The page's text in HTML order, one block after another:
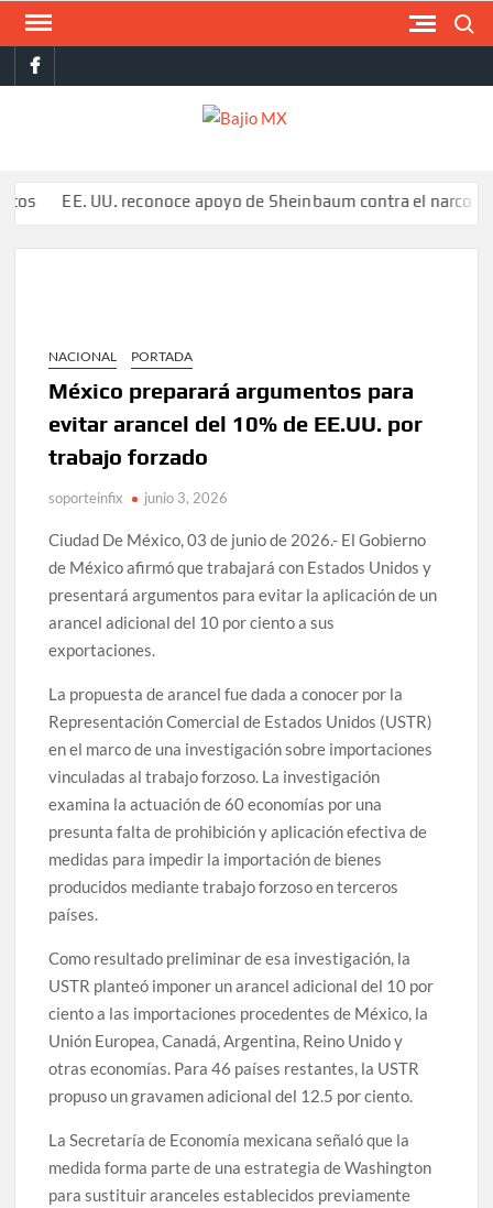
Saltar
contenidofacebook
EE. UU. reconoce apoyo de Sheinbaum contra el narco pero
NACIONAL PORTADA
México preparará argumentos para
evitar arancel del 10% de EE.UU. por
trabajo forzado
soporteinfix junio 3, 2026
Ciudad De México, 03 de junio de 2026.- El Gobierno
de México afirmó que trabajará con Estados Unidos y
presentará argumentos para evitar la aplicación de un
arancel adicional del 10 por ciento a sus
exportaciones.
La propuesta de arancel fue dada a conocer por la
Representación Comercial de Estados Unidos (USTR)
en el marco de una investigación sobre importaciones
vinculadas al trabajo forzoso. La investigación
examina la actuación de 60 economías por una
presunta falta de prohibición y aplicación efectiva de
medidas para impedir la importación de bienes
producidos mediante trabajo forzoso en terceros
países.
Como resultado preliminar de esa investigación, la
USTR planteó imponer un arancel adicional del 10 por
ciento a las importaciones procedentes de México, la
Unión Europea, Canadá, Argentina, Reino Unido y
otras economías. Para 46 países restantes, la USTR
propuso un gravamen adicional del 12.5 por ciento.
La Secretaría de Economía mexicana señaló que la
medida forma parte de una estrategia de Washington
para sustituir aranceles establecidos previamente